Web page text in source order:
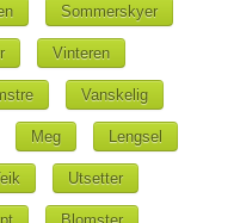
Sommerskyer
Vinteren
Vanskelig
Meg Lengsel
Utsetter